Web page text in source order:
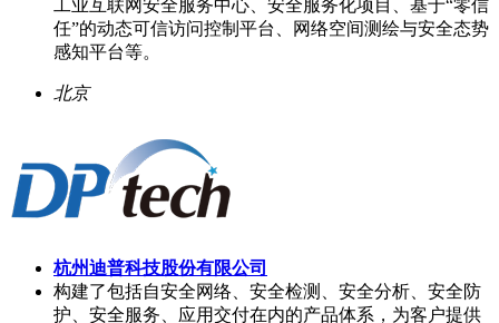
工业互联网安全服务中心、安全服务化项目、基于“零信
任”的动态可信访问控制平台、网络空间测绘与安全态势
感知平台等。
北京
杭州迪普科技股份有限公司
构建了包括自安全网络、安全检测、安全分析、安全防
护、安全服务、应用交付在内的产品体系，为客户提供